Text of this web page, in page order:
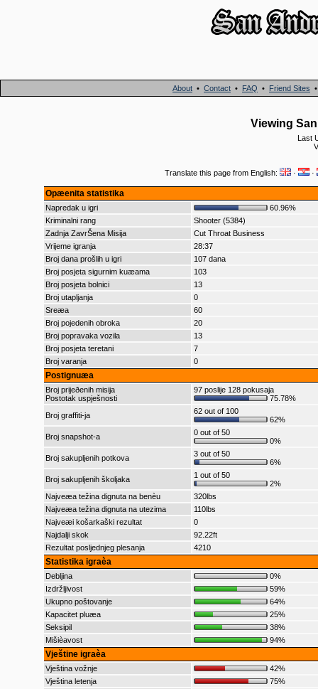
About • Contact • FAQ • Friend Sites
Viewing
Last
Translate this page from English: · ·
Opæenita statistika
Napredak u igri
60.96%
Kriminalni rang
Shooter (5384)
Zadnja ZavrŠena Misija
Cut Throat Business
Vrijeme igranja
28:37
Broj dana prošlih u igri
107 dana
Broj posjeta sigurnim kuæama
103
Broj posjeta bolnici
13
Broj utapljanja
0
Sreæa
60
Broj pojedenih obroka
20
Broj popravaka vozila
13
Broj posjeta teretani
7
Broj varanja
0
Postignuæa
Broj prijeðenih misija
Postotak uspješnosti
97 poslije 128 pokusaja
75.78%
Broj graffiti-ja
62 out of 100
62%
Broj snapshot-a
0 out of 50
0%
Broj sakupljenih potkova
3 out of 50
6%
Broj sakupljenih školjaka
1 out of 50
2%
Najveæa težina dignuta na benèu
320lbs
Najveæa težina dignuta na utezima
110lbs
Najveæi košarkaški rezultat
0
Najdalji skok
92.22ft
Rezultat posljednjeg plesanja
4210
Statistika igraèa
Debljina
0%
Izdržljivost
59%
Ukupno poštovanje
64%
Kapacitet pluæa
25%
Seksipil
38%
Mišièavost
94%
Vještine igraèa
Vještina vožnje
42%
Vještina letenja
75%